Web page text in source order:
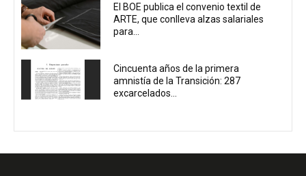
El BOE publica el convenio textil de
ARTE, que conlleva alzas salariales
para...
Cincuenta años de la primera
amnistía de la Transición: 287
excarcelados...